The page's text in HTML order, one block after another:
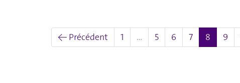
← Précédent 1 … 5 6 7 8 (actuel)
9